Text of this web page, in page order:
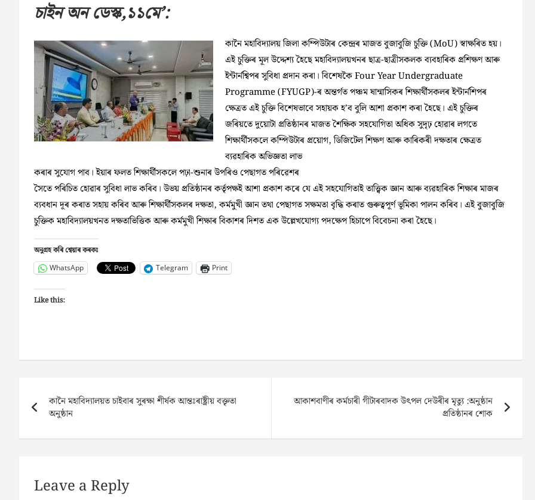
চাইন অন ডেস্ক,১১মে’:
কানৈ মহাবিদ্যালয় জিলা কম্পিউটাৰ কেন্দ্ৰৰ মাজত বুজাবুজি চুক্তি (MoU) স্বাক্ষৰিত হয়।
এই চুক্তিৰ মূল উদ্দেশ্য হৈছে মহাবিদ্যালয়খনৰ ছাত্র-ছাত্রীসকলক ব্যবহাৰিক প্রশিক্ষণ আৰু
ইন্টার্নশ্বিপৰ সুবিধা প্রদান কৰা। বিশেষকৈ Four Year Undergraduate
Programme (FYUGP)-ৰ অন্তর্গত পঞ্চম ষান্মাসিকৰ শিক্ষার্থীসকলৰ ইন্টার্নশিপৰ
ক্ষেত্রত এই চুক্তি বিশেষভাবে সহায়ক হ’ব বুলি আশা প্রকাশ কৰা হৈছে। এই চুক্তিৰ
জৰিয়তে দুয়োটা প্রতিষ্ঠানৰ মাজত শৈক্ষিক সহযোগিতা অধিক সুদৃঢ় হোৱাৰ লগতে
শিক্ষার্থীসকলে কম্পিউটাৰ প্রয়োগ, ডিজিটেলশিক্ষণ আৰু কাৰিকৰী দক্ষতাৰ ক্ষেত্ৰত
ব্যৱহাৰিক অভিজ্ঞতা লাভ
কৰাৰ সুযোগ পাব। ইয়াৰ ফলত শিক্ষার্থীসকলে পঢ়া-শুনাৰ উপৰিও পেছাগত পৰিৱেশৰ
সৈতে পৰিচিত হোৱাৰ সুবিধা লাভ কৰিব। উভয় প্রতিষ্ঠানৰ কর্তৃপক্ষই আশা প্রকাশ কৰে যে এই সহযোগিতাই তাত্ত্বিক জ্ঞান আৰু ব্যৱহাৰিক শিক্ষাৰ মাজৰ
ব্যবধান দূৰ কৰাত সহায় কৰিব আৰু শিক্ষার্থীসকলৰ দক্ষতা, কর্মমুখী জ্ঞান তথা পেছাগত সক্ষমতা বৃদ্ধি কৰাত গুৰুত্বপূর্ণ ভূমিকা পালন কৰিব। এই বুজাবুজি
চুক্তিক মহাবিদ্যালয়খনত দক্ষতাভিত্তিক আৰু কর্মমুখী শিক্ষাৰ বিকাশৰ দিশত এক উল্লেখযোগ্য পদক্ষেপ হিচাপে বিবেচনা কৰা হৈছে।
অনুগ্ৰহ কৰি শ্বেয়াৰ কৰকঃ
WhatsApp Telegram Print
Like this:
navigation
কানৈ মহাবিদ্যালয়ত চাইবাৰ সুৰক্ষা শীর্ষক আন্তঃৰাষ্ট্ৰীয় বক্তৃতা
অনুষ্ঠান
আকাশবাণীৰ কৰ্মচাৰী গীটাৰবাদক উৎপল দেউৰীৰ মৃত্যু :অনুষ্ঠান
প্ৰতিষ্ঠানৰ শোক
Leave a Reply